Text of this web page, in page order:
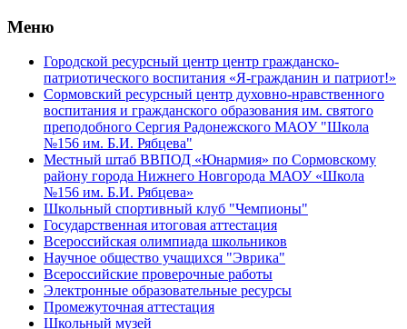
Меню
Городской ресурсный центр центр гражданско-
патриотического воспитания «Я-гражданин и патриот!»
Сормовский ресурсный центр духовно-нравственного
воспитания и гражданского образования им. святого
преподобного Сергия Радонежского МАОУ "Школа
№156 им. Б.И. Рябцева"
Местный штаб ВВПОД «Юнармия» по Сормовскому
району города Нижнего Новгорода МАОУ «Школа
№156 им. Б.И. Рябцева»
Школьный спортивный клуб "Чемпионы"
Государственная итоговая аттестация
Всероссийская олимпиада школьников
Научное общество учащихся "Эврика"
Всероссийские проверочные работы
Электронные образовательные ресурсы
Промежуточная аттестация
Школьный музей